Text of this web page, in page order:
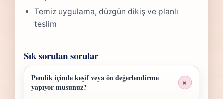
Temiz uygulama, düzgün dikiş ve planlı
teslim
Sık sorulan sorular
Pendik içinde keşif veya ön değerlendirme
yapıyor musunuz?
+